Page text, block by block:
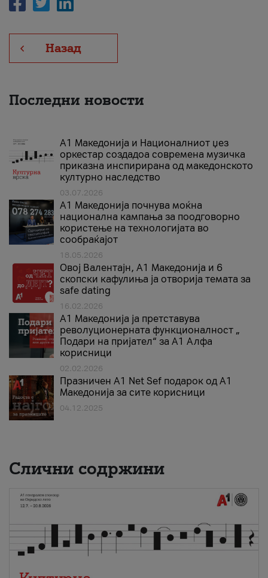
Назад
Последни новости
А1 Македонија и Националниот џез
оркестар создадоа современа музичка
приказна инспирирана од македонското
културно наследство
03.07.2026
A1 Македонија почнува моќна
национална кампања за поодговорно
користење на технологијата во
сообраќајот
18.05.2026
Овој Валентајн, A1 Македонија и 6
скопски кафулиња ја отворија темата за
safe dating
16.02.2026
А1 Македонија ја претставува
револуционерната функционалност „
Подари на пријател“ за А1 Алфа
корисници
02.02.2026
Празничен A1 Net Sеf подарок од А1
Македонија за сите корисници
04.12.2025
Слични содржини